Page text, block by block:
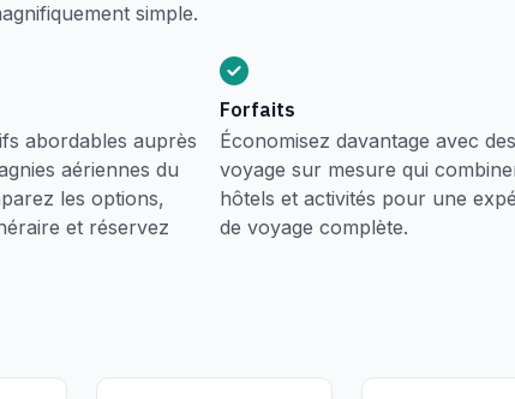
simple.
abordables auprès
aériennes du
les options,
et réservez
Forfaits
Économisez davantage avec
voyage sur mesure qui
hôtels et activités pour une
de voyage complète.